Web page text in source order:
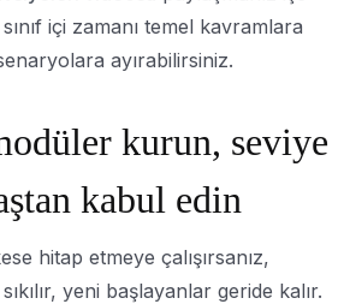
içi zamanı temel kavramlara
ayırabilirsiniz.
kurun, seviye
kabul edin
hitap etmeye çalışırsanız,
yeni başlayanlar geride kalır.